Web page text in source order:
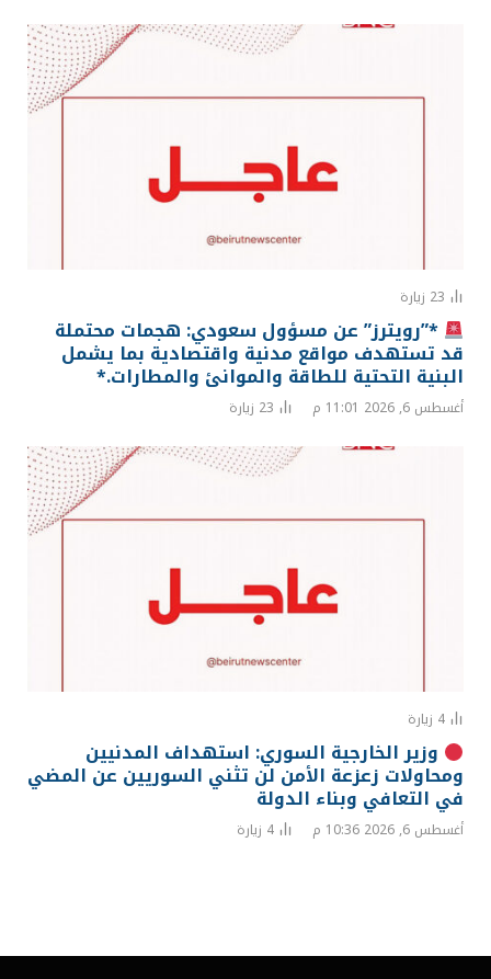
23 زيارة
*”رويترز” عن مسؤول سعودي: هجمات محتملة
قد تستهدف مواقع مدنية واقتصادية بما يشمل
البنية التحتية للطاقة والموانئ والمطارات.*
أغسطس 6, 2026 11:01 م 23 زيارة
4 زيارة
وزير الخارجية السوري: استهداف المدنيين
ومحاولات زعزعة الأمن لن تثني السوريين عن المضي
في التعافي وبناء الدولة
أغسطس 6, 2026 10:36 م 4 زيارة